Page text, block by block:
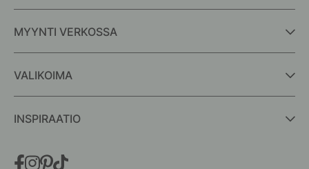
MYYNTI VERKOSSA
VALIKOIMA
INSPIRAATIO